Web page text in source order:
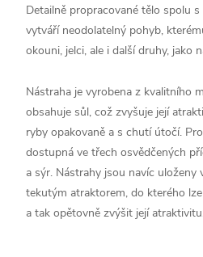
Detailně propracované tělo spolu
vytváří neodolatelný pohyb,
okouni, jelci, ale i další druhy, jako
Nástraha je vyrobena z kvalitního
obsahuje sůl, což zvyšuje její
ryby opakovaně a s chutí útočí.
dostupná ve třech osvědčených
a sýr. Nástrahy jsou navíc uloženy
tekutým atraktorem, do kterého
a tak opětovně zvýšit její